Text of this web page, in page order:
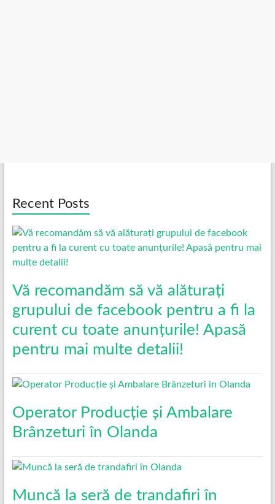
Recent Posts
Vă recomandăm să vă alăturați
grupului de facebook pentru a fi la
curent cu toate anunțurile! Apasă
pentru mai multe detalii!
Operator Producție și Ambalare
Brânzeturi în Olanda
Muncă la seră de trandafiri în